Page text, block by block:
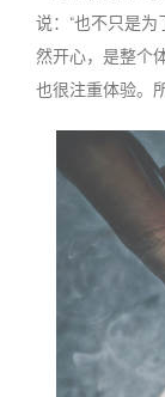
说：“也不只是
然开心，是整个
也很注重体验。